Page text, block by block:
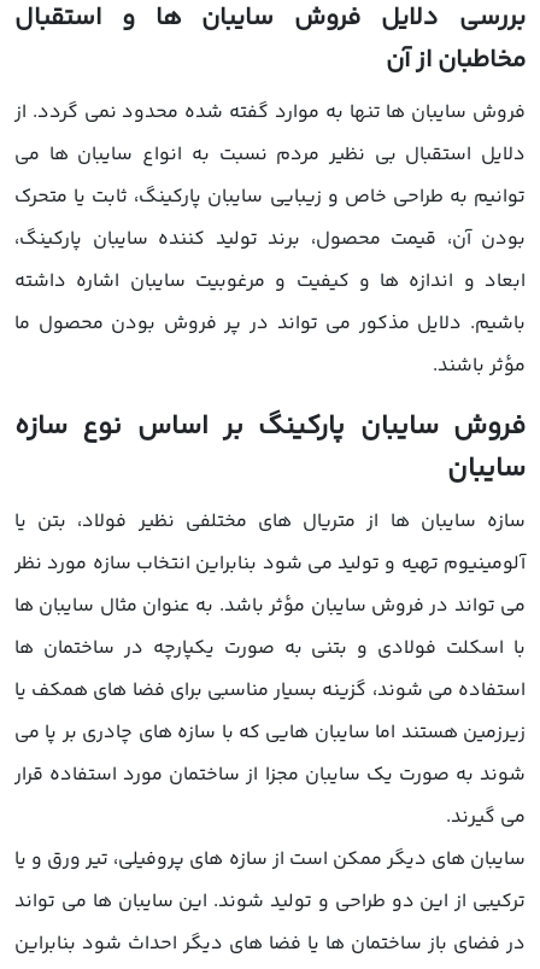
دلایل فروش سایبان ها و استقبال
از آن
سایبان ها تنها به موارد گفته شده محدود نمی گردد. از
استقبال بی نظیر مردم نسبت به انواع سایبان ها می
به طراحی خاص و زیبایی سایبان پارکینگ، ثابت یا متحرک
آن، قیمت محصول، برند تولید کننده سایبان پارکینگ،
و اندازه ها و کیفیت و مرغوبیت سایبان اشاره داشته
دلایل مذکور می تواند در پر فروش بودن محصول ما
باشند.
سایبان پارکینگ بر اساس نوع سازه
سایبان ها از متریال های مختلفی نظیر فولاد، بتن یا
تهیه و تولید می شود بنابراین انتخاب سازه مورد نظر
تواند در فروش سایبان مؤثر باشد. به عنوان مثال سایبان ها
اسکلت فولادی و بتنی به صورت یکپارچه در ساختمان ها
می شوند، گزینه بسیار مناسبی برای فضا های همکف یا
هستند اما سایبان هایی که با سازه های چادری بر پا می
به صورت یک سایبان مجزا از ساختمان مورد استفاده قرار
گیرند.
های دیگر ممکن است از سازه های پروفیلی، تیر ورق و یا
از این دو طراحی و تولید شوند. این سایبان ها می تواند
فضای باز ساختمان ها یا فضا های دیگر احداث شود بنابراین